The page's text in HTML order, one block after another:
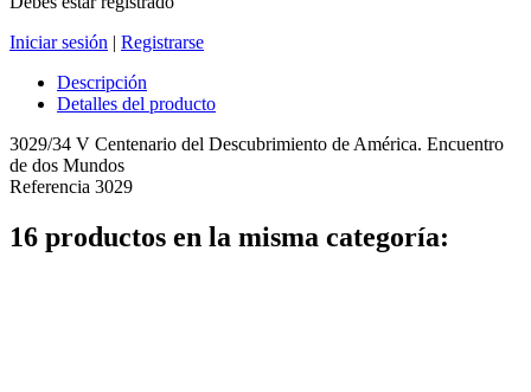
Iniciar sesión | Registrarse
Descripción
Detalles del producto
3029/34 V Centenario del Descubrimiento de América. Encuentro
de dos Mundos
Referencia 3029
16 productos en la misma categoría: